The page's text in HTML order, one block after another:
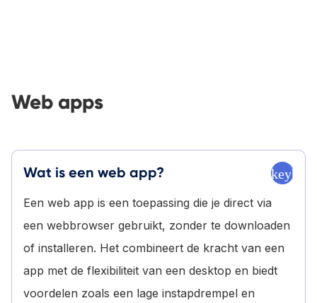
Web apps
Wat is een web app?
Een web app is een toepassing die je direct via
een webbrowser gebruikt, zonder te downloaden
of installeren. Het combineert de kracht van een
app met de flexibiliteit van een desktop en biedt
voordelen zoals een lage instapdrempel en